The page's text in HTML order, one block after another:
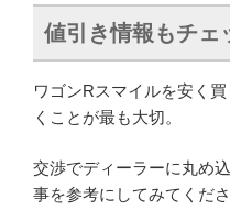
値引き情報もチェ
ワゴンRスマイルを安く
くことが最も大切。
交渉でディーラーに丸め
事を参考にしてみてくださ